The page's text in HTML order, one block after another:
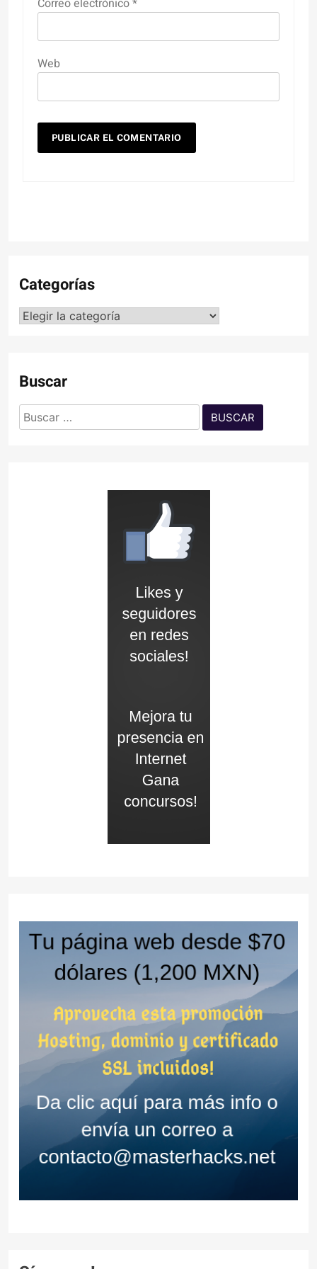
Correo electrónico*
Web
Categorías
Categorías
Buscar
Buscar: